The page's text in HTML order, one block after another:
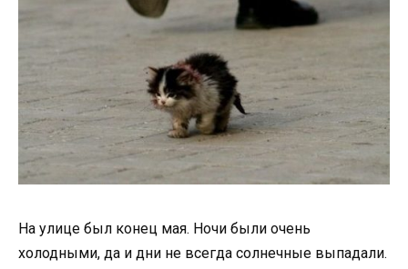
На улице был конец мая. Ночи были очень
холодными, да и дни не всегда солнечные выпадали.